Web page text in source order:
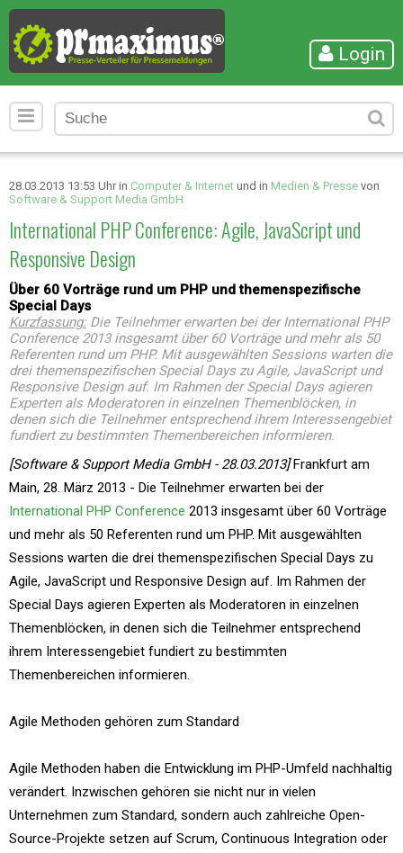
Login
28.03.2013 13:53 Uhr in Computer & Internet und in Medien & Presse von
Software & Support Media GmbH
International PHP Conference: Agile, JavaScript und
Responsive Design
Über 60 Vorträge rund um PHP und themenspezifische
Special Days
Kurzfassung:Die Teilnehmer erwarten bei der International PHP
Conference 2013 insgesamt über 60 Vorträge und mehr als 50
Referenten rund um PHP. Mit ausgewählten Sessions warten die
drei themenspezifischen Special Days zu Agile, JavaScript und
Responsive Design auf. Im Rahmen der Special Days agieren
Experten als Moderatoren in einzelnen Themenblöcken, in
denen sich die Teilnehmer entsprechend ihrem Interessengebiet
fundiert zu bestimmten Themenbereichen informieren.
[Software & Support Media GmbH - 28.03.2013]Frankfurt am
Main, 28. März 2013 - Die Teilnehmer erwarten bei der
International PHP Conference 2013 insgesamt über 60 Vorträge
und mehr als 50 Referenten rund um PHP. Mit ausgewählten
Sessions warten die drei themenspezifischen Special Days zu
Agile, JavaScript und Responsive Design auf. Im Rahmen der
Special Days agieren Experten als Moderatoren in einzelnen
Themenblöcken, in denen sich die Teilnehmer entsprechend
ihrem Interessengebiet fundiert zu bestimmten
Themenbereichen informieren.
Agile Methoden gehören zum Standard
Agile Methoden haben die Entwicklung im PHP-Umfeld nachhaltig
verändert. Inzwischen gehören sie nicht nur in vielen
Unternehmen zum Standard, sondern auch zahlreiche Open-
Source-Projekte setzen auf Scrum, Continuous Integration oder